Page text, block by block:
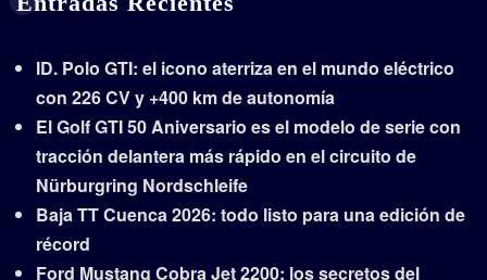
ID. Polo GTI: el icono aterriza en el mundo eléctrico
con 226 CV y +400 km de autonomía
El Golf GTI 50 Aniversario es el modelo de serie con
tracción delantera más rápido en el circuito de
Nürburgring Nordschleife
Baja TT Cuenca 2026: todo listo para una edición de
récord
Ford Mustang Cobra Jet 2200: los secretos del